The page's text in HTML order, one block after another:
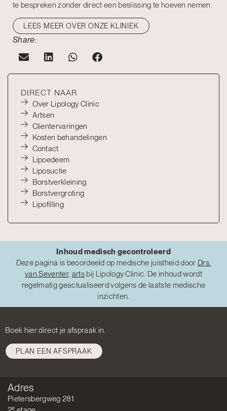
te bespreken zonder direct een beslissing te hoeven nemen.
LEES MEER OVER ONZE KLINIEK
Share:
DIRECT NAAR
Over Lipology Clinic
Artsen
Clientervaringen
Kosten behandelingen
Contact
Lipoedeem
Liposuctie
Borstverkleining
Borstvergroting
Lipofilling
Inhoud medisch gecontroleerd
Deze pagina is beoordeeld op medische juistheid door Drs.
van Seventer, artsbij Lipology Clinic. De inhoud wordt
regelmatig geactualiseerd volgens de laatste medische
inzichten.
Boek hier direct je afspraak in.
PLAN EEN AFSPRAAK
Adres
Pietersbergweg 281
e